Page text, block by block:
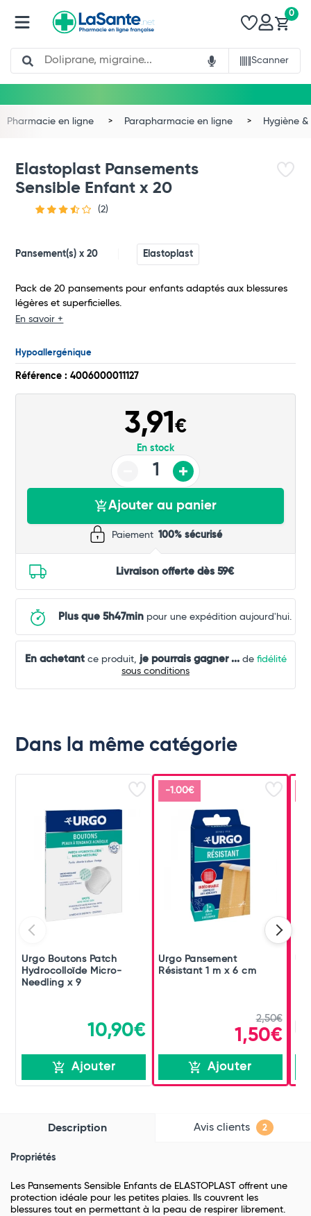
Search
Scanner
0
Total
Pharmacie en ligne Parapharmacie en ligne Hygiène
Elastoplast Pansements
Sensible Enfant x 20
(2)
Pansement(s) x 20 Elastoplast
Pack de 20 pansements pour enfants adaptés aux blessures
légères et superficielles.
En savoir +
Hypoallergénique
Référence : 4006000011127
3,91€
En stock
Ajouter au panier
Paiement 100% sécurisé
Livraison offerte dès 59€
Plus que 5h47min pour une expédition aujourd'hui.
En achetantce produit, je pourrais gagner ...de fidélité
sous conditions
Dans la même catégorie
Urgo Boutons Patch
Hydrocolloïde Micro-
Needling x 9
10,90€
Ajouter
-1.00€
Urgo Pansement
Résistant 1 m x 6 cm
2,50€
1,50€
Ajouter
Description Avis clients 2
Propriétés
Les Pansements Sensible Enfants de ELASTOPLAST offrent une
protection idéale pour les petites plaies. Ils couvrent les
blessures tout en permettant à la peau de respirer librement.